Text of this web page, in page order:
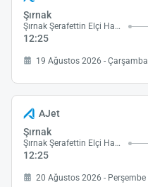
Şırnak
Şırnak Şerafettin Elçi Havalimanı
12:25
19 Ağustos 2026 - Çarşamba
AJet
Şırnak
Şırnak Şerafettin Elçi Havalimanı
12:25
20 Ağustos 2026 - Perşembe